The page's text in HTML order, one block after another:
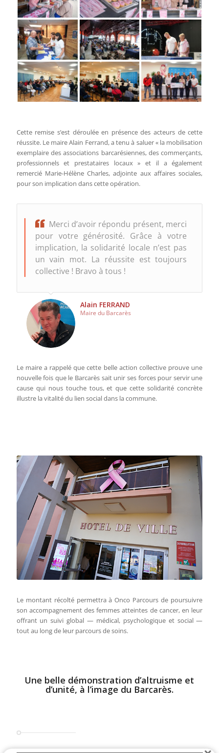
Cette remise s’est déroulée en présence des acteurs de cette
réussite. Le maire Alain Ferrand, a tenu à saluer « la mobilisation
exemplaire des associations barcarésiennes, des commerçants,
professionnels et prestataires locaux » et il a également
remercié Marie-Hélène Charles, adjointe aux affaires sociales,
pour son implication dans cette opération.
Merci d’avoir répondu présent, merci
pour votre générosité. Grâce à votre
implication, la solidarité locale n’est pas
un vain mot. La réussite est toujours
collective ! Bravo à tous !
Alain FERRAND
Maire du Barcarès
Le maire a rappelé que cette belle action collective prouve une
nouvelle fois que le Barcarès sait unir ses forces pour servir une
cause qui nous touche tous, et que cette solidarité concrète
illustre la vitalité du lien social dans la commune.
Le montant récolté permettra à Onco Parcours de poursuivre
son accompagnement des femmes atteintes de cancer, en leur
offrant un suivi global — médical, psychologique et social —
tout au long de leur parcours de soins.
Une belle démonstration d’altruisme et
d’unité, à l’image du Barcarès.